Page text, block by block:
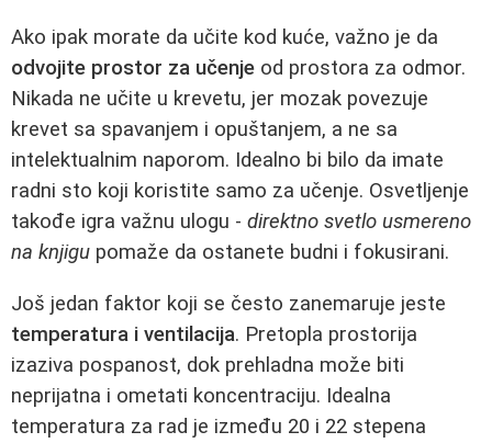
Ako ipak morate da učite kod kuće, važno je da
odvojite prostor za učenje od prostora za odmor.
Nikada ne učite u krevetu, jer mozak povezuje
krevet sa spavanjem i opuštanjem, a ne sa
intelektualnim naporom. Idealno bi bilo da imate
radni sto koji koristite samo za učenje. Osvetljenje
takođe igra važnu ulogu - direktno svetlo usmereno
na knjigu pomaže da ostanete budni i fokusirani.
Još jedan faktor koji se često zanemaruje jeste
temperatura i ventilacija. Pretopla prostorija
izaziva pospanost, dok prehladna može biti
neprijatna i ometati koncentraciju. Idealna
temperatura za rad je između 20 i 22 stepena